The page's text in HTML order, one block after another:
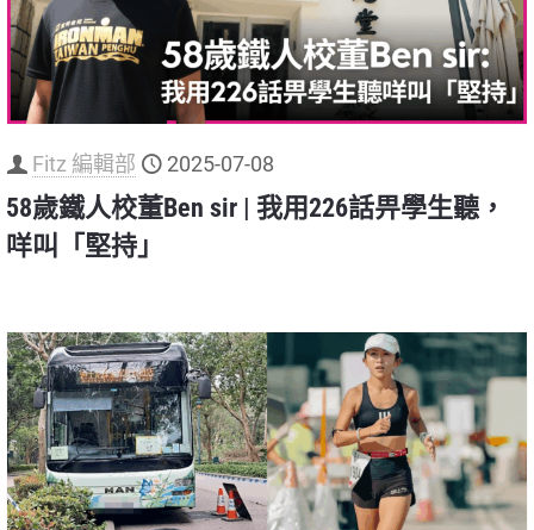
Fitz 編輯部 2025-07-08
58歲鐵人校董Ben sir | 我用226話畀學生聽，
咩叫「堅持」